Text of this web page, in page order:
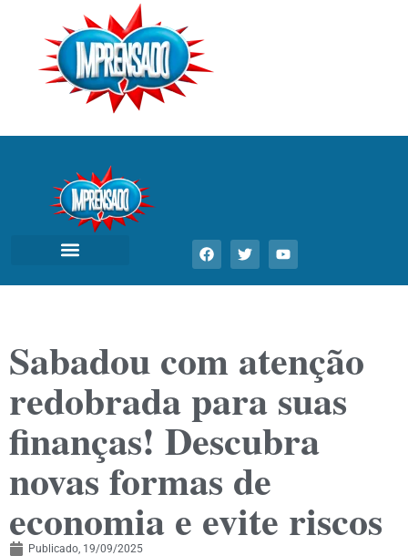
Sabadou com atenção
redobrada para suas
finanças! Descubra
novas formas de
economia e evite riscos
Publicado, 19/09/2025